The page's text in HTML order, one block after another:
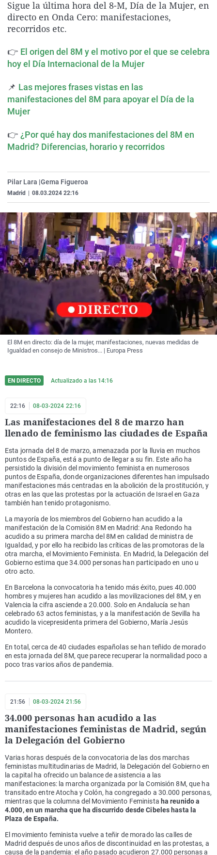
La rosa de los vientos
Gente viajera
Caso
Retornados
Operación Viuda
Extremadura
Navarra
Virales
Televisión
Sigue la última hora del 8-M, Día de la Mujer, en
directo en Onda Cero: manifestaciones,
recorridos etc.
👉 El origen del 8M y el motivo por el que se celebra
hoy el Día Internacional de la Mujer
📌 Las mejores frases vistas en las
manifestaciones del 8M para apoyar el Día de la
Mujer
👉 ¿Por qué hay dos manifestaciones del 8M en
Madrid? Diferencias, horario y recorridos
Pilar Lara |Gema Figueroa
Madrid 08.03.2024 22:16
El 8M en directo: día de la mujer, manifestaciones, nuevas medidas de
Igualdad en consejo de Ministros... | Europa Press
EN DIRECTO Actualizado a las 14:16
22:16 08-03-2024 22:16
Las manifestaciones del 8 de marzo han
llenado de feminismo las ciudades de España
Esta jornada del 8 de marzo, amenazada por la lluvia en muchos
puntos de España, está a punto de llegar a su fin. Este año ha
persistido la división del movimiento feminista en numerosos
puntos de España, donde organizaciones diferentes han impulsado
manifestaciones más centradas en la abolición de la prostitución, y
otras en las que las protestas por la actuación de Israel en Gaza
también han tenido protagonismo.
La mayoría de los miembros del Gobierno han acudido a la
manifestación de la Comisión 8M en Madrid: Ana Redondo ha
acudido a su primera marcha del 8M en calidad de ministra de
Igualdad, y por ello ha recibido las críticas de las promotoras de la
otra marcha, el Movimiento Feminista. En Madrid, la Delegación del
Gobierno estima que 34.000 personas han participado en uno u
otro acto.
En Barcelona la convocatoria ha tenido más éxito, pues 40.000
hombres y mujeres han acudido a las movilizaciones del 8M, y en
Valencia la cifra asciende a 20.000. Solo en Andalucía se han
celebrado 63 actos feministas, y a la manifestación de Sevilla ha
acudido la vicepresidenta primera del Gobierno, María Jesús
Montero.
En total, cerca de 40 ciudades españolas se han teñido de morado
en esta jornada del 8M, que parece recuperar la normalidad poco a
poco tras varios años de pandemia.
21:56 08-03-2024 21:56
34.000 personas han acudido a las
manifestaciones feministas de Madrid, según
la Delegación del Gobierno
Varias horas después de la convocatoria de las dos marchas
feministas multitudinarias de Madrid, la Delegación del Gobierno en
la capital ha ofrecido un balance de asistencia a las
manifestaciones: la marcha organizada por la Comisión 8M, que ha
transitado entre Atocha y Colón, ha congregado a 30.000 personas,
mientras que la columna del Movimiento Feminista ha reunido a
4.000, en un marcha que ha discurrido desde Cibeles hasta la
Plaza de España.
El movimiento feminista vuelve a teñir de morado las calles de
Madrid después de unos años de discontinuidad en las protestas, a
causa de la pandemia: el año pasado acudieron 27.000 personas a